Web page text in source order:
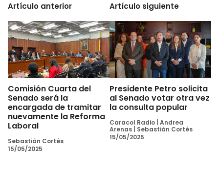
Artículo anterior
Comisión Cuarta del
Senado será la
encargada de tramitar
nuevamente la Reforma
Laboral
Sebastián Cortés
15/05/2025
Artículo siguiente
Presidente Petro solicita
al Senado votar otra vez
la consulta popular
Caracol Radio Andrea
Arenas
Sebastián Cortés
15/05/2025